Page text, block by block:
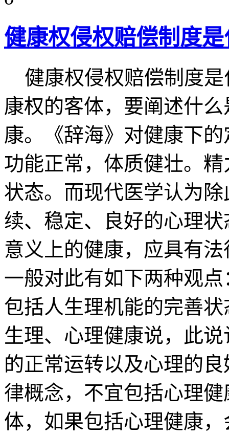
健康权侵权赔偿制度
健康权侵权赔偿制度是
康权的客体，要阐述什
康。《辞海》对健康下
功能正常，体质健壮。
状态。而现代医学认为
续、稳定、良好的心理
意义上的健康，应具有
一般对此有如下两种观
包括人生理机能的完善
生理、心理健康说，此
的正常运转以及心理的
律概念，不宜包括心理
体，如果包括心理健康